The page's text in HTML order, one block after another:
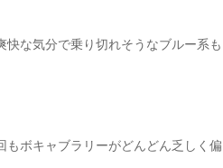
快な気分で乗り切れそうなブルー系
ボキャブラリーがどんどん乏しく偏